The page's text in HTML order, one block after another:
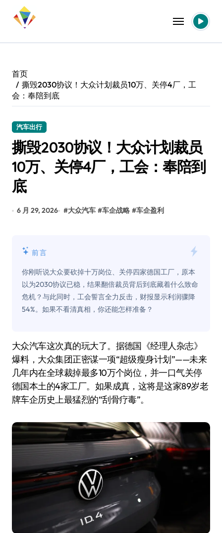
首页
撕毁2030协议！大众计划裁员10万、关停4厂，工
会：奉陪到底
汽车出行
撕毁2030协议！大众计划裁员
10万、关停4厂，工会：奉陪到
底
6 月 29, 2026 #大众汽车 #车企战略 #车企盈利
前言
你刚听说大众要砍掉十万岗位、关停四家德国工厂，原本
以为2030协议已稳，结果翻倍裁员背后到底藏着什么致命
危机？与此同时，工会誓言全力反击，财报显示利润骤降
54%。如果不看清真相，你还能怎样准备？
大众汽车这次真的玩大了。据德国《经理人杂志》
爆料，大众集团正密谋一项“超级瘦身计划”——未来
几年内在全球裁掉最多10万个岗位，并一口气关停
德国本土的4家工厂。如果成真，这将是这家89岁老
牌车企历史上最猛烈的“刮骨疗毒”。